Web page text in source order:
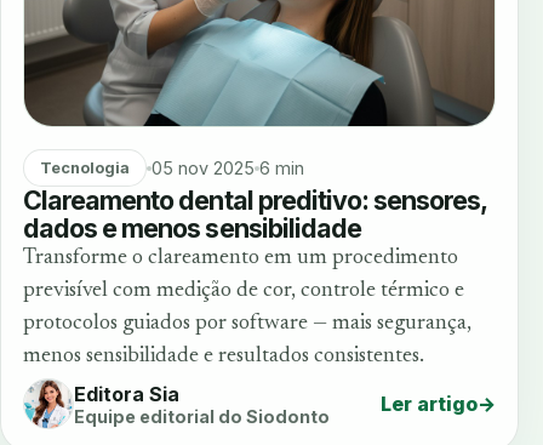
Tecnologia 05 nov 2025 6 min
Clareamento dental preditivo: sensores,
dados e menos sensibilidade
Transforme o clareamento em um procedimento
previsível com medição de cor, controle térmico e
protocolos guiados por software — mais segurança,
menos sensibilidade e resultados consistentes.
Editora Sia
Equipe editorial do Siodonto Ler artigo→